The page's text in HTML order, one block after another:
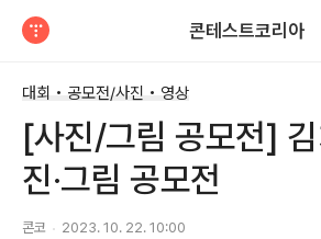
콘테스트코리아
대회 • 공모전/사진 • 영상
[사진/그림 공모전]
진·그림 공모전
콘코 2023. 10. 22. 10:00